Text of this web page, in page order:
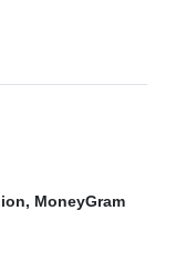
MoneyGram